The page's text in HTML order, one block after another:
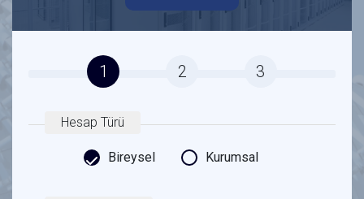
1 2 3
Hesap Türü
Bireysel Kurumsal